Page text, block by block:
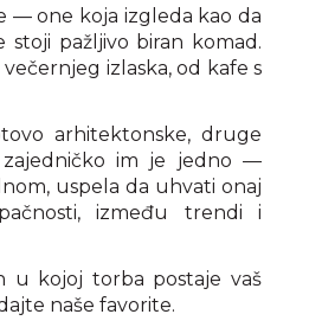
— one koja izgleda kao da
stoji pažljivo biran komad.
izlaska, od kafe s
arhitektonske, druge
zajedničko im je jedno —
uspela da uhvati onaj
između trendi i
u kojoj torba postaje vaš
naše favorite.